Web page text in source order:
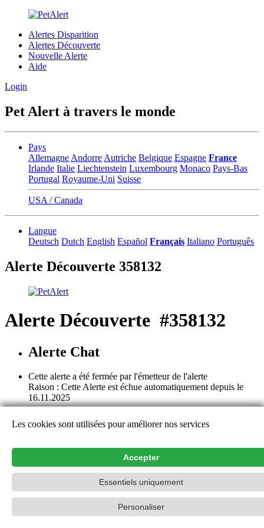
Alertes Disparition
Alertes Découverte
Nouvelle Alerte
Aide
Login
Pet Alert à travers le monde
Pays
Allemagne Andorre Autriche Belgique Espagne France
Irlande Italie Liechtenstein Luxembourg Monaco Pays-Bas
Portugal Royaume-Uni Suisse
USA / Canada
Langue
Deutsch Dutch English Español Français Italiano Português
Alerte Découverte 358132
Alerte Découverte #358132
Alerte Chat
Cette alerte a été fermée par l'émetteur de l'alerte
Raison : Cette Alerte est échue automatiquement depuis le
16.11.2025
Cette alerte est close. Les détails et les remarques ne sont plus
consultables, à l'exception de l'émetteur de l'alerte. Nous vous
Aide
2015-2026
Les cookies sont utilisées pour améliorer nos services
Accepter
Essentiels uniquement
Personaliser